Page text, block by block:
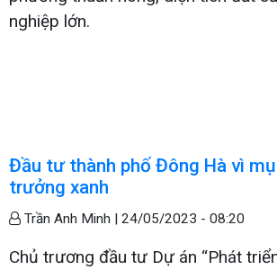
nghiệp lớn.
Đầu tư thành phố Đông Hà vì
trưởng xanh
Trần Anh Minh | 24/05/2023 - 08:20
Chủ trương đầu tư Dự án “Phát